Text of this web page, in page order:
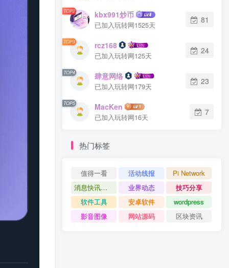
TOP2 kbx991炒币
已加入玩转网1525天
81
TOP3 rcz168
已加入玩转网125天
24
TOP4 肆意网络
已加入玩转网179天
23
TOP5 MacKen
已加入玩转网16天
7
热门标签
值得一看 活动线报
Pi Network
消息快讯查看更多 》》
业界动态
技巧分享
软件工具
安卓软件
wordpress
影音图像
网站源码 区块资讯